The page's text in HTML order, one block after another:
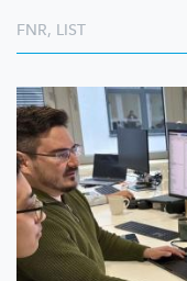
FNR, LIST